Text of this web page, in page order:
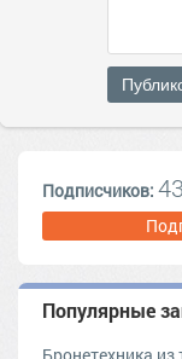
Подписчиков:
Популярные